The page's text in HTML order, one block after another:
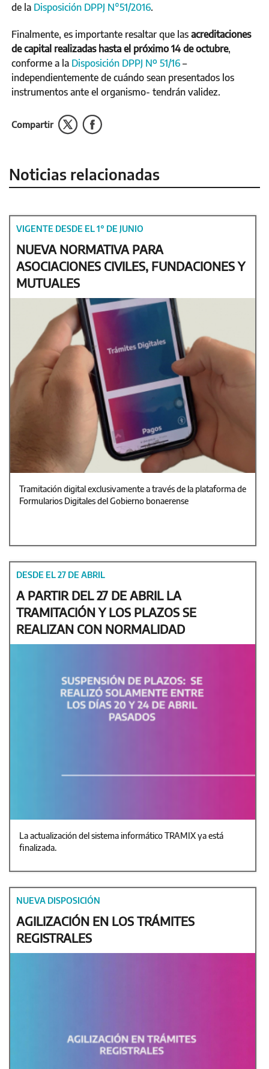
de la Disposición DPPJ N°51/2016.
Finalmente, es importante resaltar que las acreditaciones
de capital realizadas hasta el próximo 14 de octubre,
conforme a la Disposición DPPJ Nº 51/16 –
independientemente de cuándo sean presentados los
instrumentos ante el organismo- tendrán validez.
Compartir
Noticias relacionadas
VIGENTE DESDE EL 1° DE JUNIO
NUEVA NORMATIVA PARA
ASOCIACIONES CIVILES, FUNDACIONES Y
MUTUALES
Tramitación digital exclusivamente a través de la plataforma de
Formularios Digitales del Gobierno bonaerense
DESDE EL 27 DE ABRIL
A PARTIR DEL 27 DE ABRIL LA
TRAMITACIÓN Y LOS PLAZOS SE
REALIZAN CON NORMALIDAD
La actualización del sistema informático TRAMIX ya está
finalizada.
NUEVA DISPOSICIÓN
AGILIZACIÓN EN LOS TRÁMITES
REGISTRALES